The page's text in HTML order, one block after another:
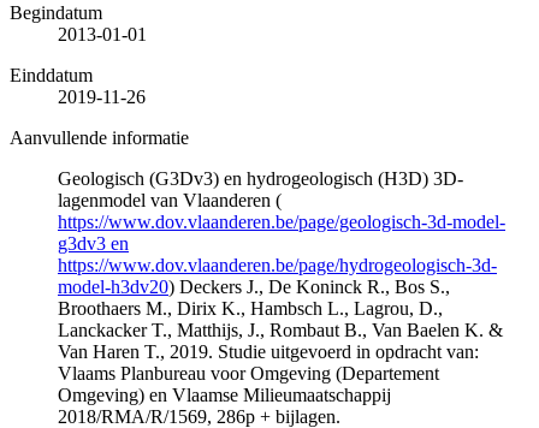
Begindatum
2013-01-01
Einddatum
2019-11-26
Aanvullende informatie
Geologisch (G3Dv3) en hydrogeologisch (H3D) 3D-
lagenmodel van Vlaanderen (
https://www.dov.vlaanderen.be/page/geologisch-3d-model-
g3dv3 en
https://www.dov.vlaanderen.be/page/hydrogeologisch-3d-
model-h3dv20) Deckers J., De Koninck R., Bos S.,
Broothaers M., Dirix K., Hambsch L., Lagrou, D.,
Lanckacker T., Matthijs, J., Rombaut B., Van Baelen K. &
Van Haren T., 2019. Studie uitgevoerd in opdracht van:
Vlaams Planbureau voor Omgeving (Departement
Omgeving) en Vlaamse Milieumaatschappij
2018/RMA/R/1569, 286p + bijlagen.